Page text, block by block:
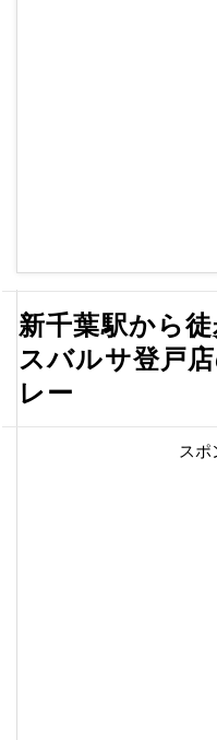
新千葉駅から
スバルサ登戸
レー
スポ